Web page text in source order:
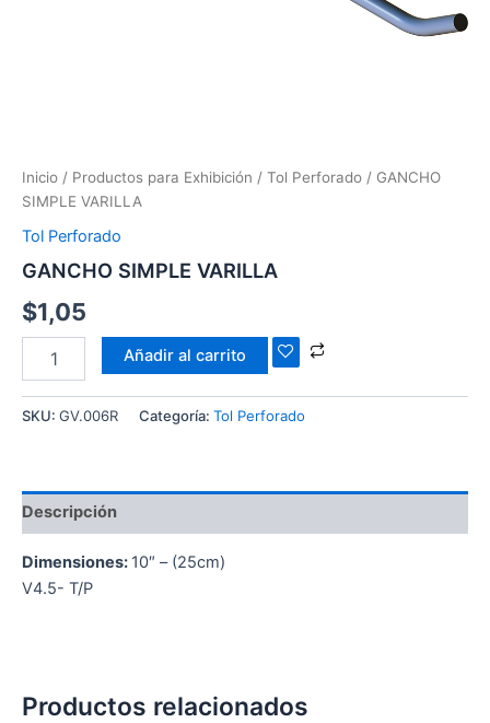
Inicio / Productos para Exhibición / Tol Perforado / GANCHO
SIMPLE VARILLA
Tol Perforado
GANCHO SIMPLE VARILLA
$1,05
Añadir al carrito
SKU: GV.006R Categoría: Tol Perforado
Descripción
Dimensiones: 10″ – (25cm)
V4.5- T/P
Productos relacionados